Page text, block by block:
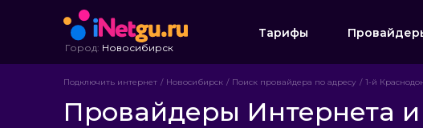
Город: Новосибирск
Тарифы
Подключить интернет Новосибирск Поиск провайдера по адресу 1-й
Провайдеры Интернета и